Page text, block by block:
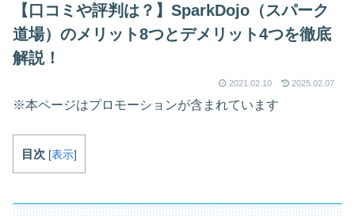
【口コミや評判は？】SparkDojo（スパーク
道場）のメリット8つとデメリット4つを徹底
解説！
2021.02.10 2025.02.07
※本ページはプロモーションが含まれています
目次 [表示]